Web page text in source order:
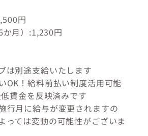
円
月）:1,230円
は別途支給いたします
OK！給料前払い制度活用可能
賃金を反映済みです
行月に給与が変更されますの
っては変動の可能性がございま